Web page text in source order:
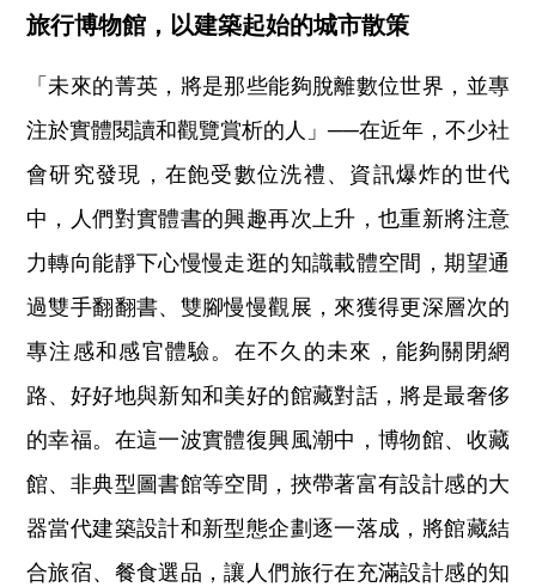
旅行博物館，以建築起始的城市散策
「未來的菁英，將是那些能夠脫離數位世界，並專
注於實體閱讀和觀覽賞析的人」──在近年，不少社
會研究發現，在飽受數位洗禮、資訊爆炸的世代
中，人們對實體書的興趣再次上升，也重新將注意
力轉向能靜下心慢慢走逛的知識載體空間，期望通
過雙手翻翻書、雙腳慢慢觀展，來獲得更深層次的
專注感和感官體驗。在不久的未來，能夠關閉網
路、好好地與新知和美好的館藏對話，將是最奢侈
的幸福。在這一波實體復興風潮中，博物館、收藏
館、非典型圖書館等空間，挾帶著富有設計感的大
器當代建築設計和新型態企劃逐一落成，將館藏結
合旅宿、餐食選品，讓人們旅行在充滿設計感的知